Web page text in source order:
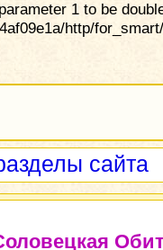
1 to be
http/
сайта